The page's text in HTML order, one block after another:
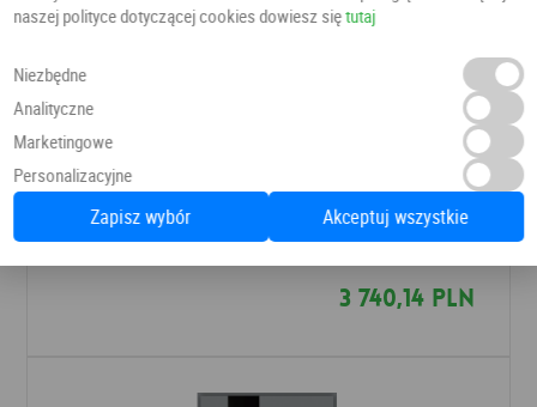
Drzwi Glass Loft GL01
Drzwi do domuWIKĘD
3 740,14 PLN
naszej polityce dotyczącej cookies dowiesz siętutaj
Niezbędne
Analityczne
Marketingowe
Personalizacyjne
Zapisz wybór Akceptuj wszystkie